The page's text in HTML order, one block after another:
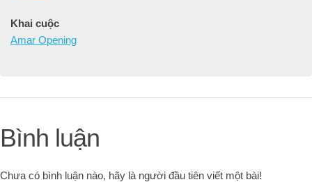
Khai cuộc
Amar Opening
Bình luận
Chưa có bình luận nào, hãy là người đầu tiên viết một bài!